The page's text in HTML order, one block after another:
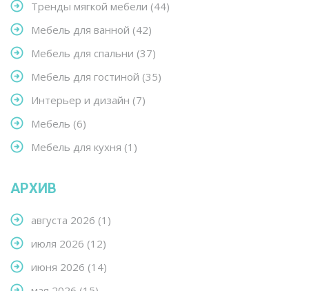
Тренды мягкой мебели (44)
Мебель для ванной (42)
Мебель для спальни (37)
Мебель для гостиной (35)
Интерьер и дизайн (7)
Мебель (6)
Мебель для кухня (1)
АРХИВ
августа 2026 (1)
июля 2026 (12)
июня 2026 (14)